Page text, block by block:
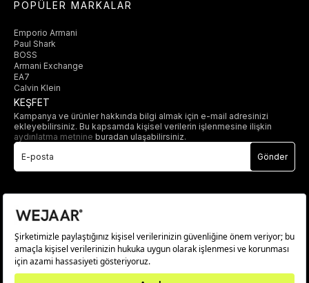
POPÜLER MARKALAR
Emporio Armani
Paul Shark
BOSS
Armani Exchange
EA7
Calvin Klein
KEŞFET
Kampanya ve ürünler hakkında bilgi almak için e-mail adresinizi
ekleyebilirsiniz. Bu kapsamda kişisel verilerin işlenmesine ilişkin
aydınlatma metnine buradan ulaşabilirsiniz.
Gönder
© 2025 wejaar.com.tr. tüm hakları saklıdır.